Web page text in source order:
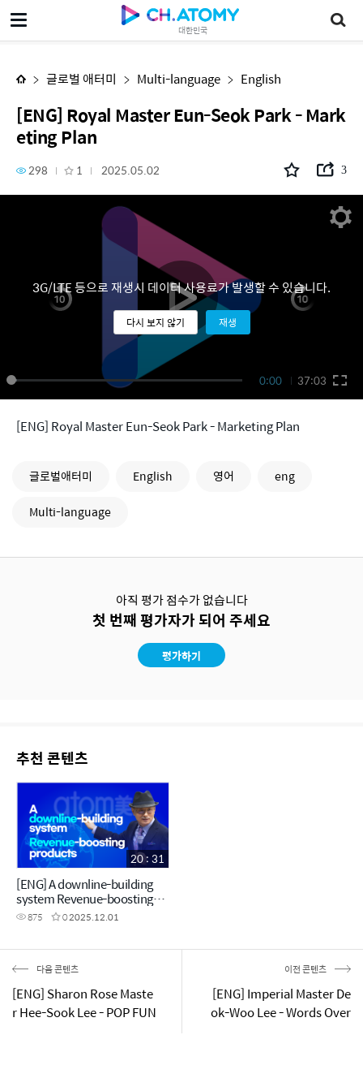
대한민국
글로벌 애터미 Multi-language English
[ENG] Royal Master Eun-Seok Park - Mark
eting Plan
298 1 2025.05.02 3
0:00 37:03
3G/LTE 등으로 재생시 데이터 사용료가 발생할 수 있습니다.
다시 보지 않기 재생
[ENG] Royal Master Eun-Seok Park - Marketing Plan
글로벌애터미 English 영어
eng
Multi-language
아직 평가 점수가 없습니다
첫 번째 평가자가 되어 주세요
평가하기
추천 콘텐츠
[ENG] A downline-building
system Revenue-boosting
products
875 02025.12.01
20 : 31
다음 콘텐츠
[ENG] Sharon Rose Maste
r Hee-Sook Lee - POP FUN
이전 콘텐츠
[ENG] Imperial Master De
ok-Woo Lee - Words Over